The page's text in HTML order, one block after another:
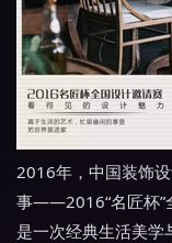
2016年，中国装饰
事——2016“名匠杯”
是一次经典生活美学